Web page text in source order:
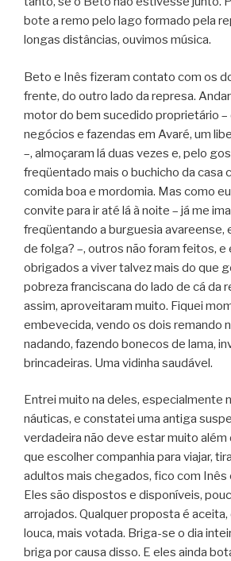
bote a remo pelo lago formado pela
longas distâncias, ouvimos música.
Beto e Inês fizeram contato com os
frente, do outro lado da represa.
motor do bem sucedido proprietário
negócios e fazendas em Avaré, um
–, almoçaram lá duas vezes e, pelo
freqüentado mais o buchicho da casa
comida boa e mordomia. Mas como
convite para ir até lá à noite – já me
freqüentando a burguesia avareense,
de folga? –, outros não foram feitos, e
obrigados a viver talvez mais do que
pobreza franciscana do lado de cá da
assim, aproveitaram muito. Fiquei
embevecida, vendo os dois remando
nadando, fazendo bonecos de lama,
brincadeiras. Uma vidinha saudável.
Entrei muito na deles, especialmente
náuticas, e constatei uma antiga
verdadeira não deve estar muito além
que escolher companhia para viajar,
adultos mais chegados, fico com Inês
Eles são dispostos e disponíveis,
arrojados. Qualquer proposta é aceita,
louca, mais votada. Briga-se o dia
briga por causa disso. E eles ainda